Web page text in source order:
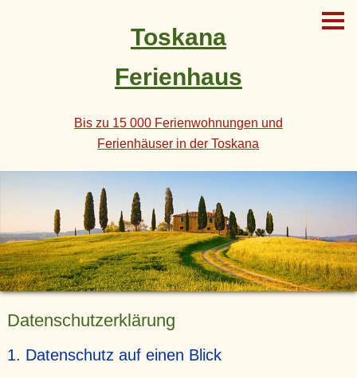
Toskana
Ferienhaus
Bis zu 15 000 Ferienwohnungen und
Ferienhäuser in der Toskana
Datenschutz­erklärung
1. Datenschutz auf einen Blick